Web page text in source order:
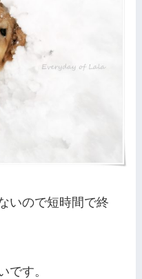
いので短時間で終
です。